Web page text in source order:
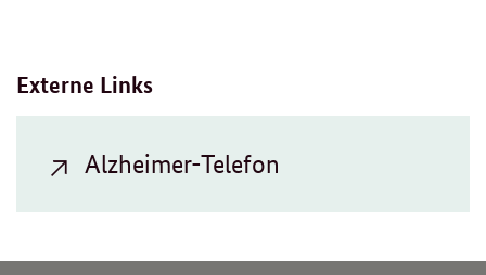
Externe Links
Alzheimer-Telefon